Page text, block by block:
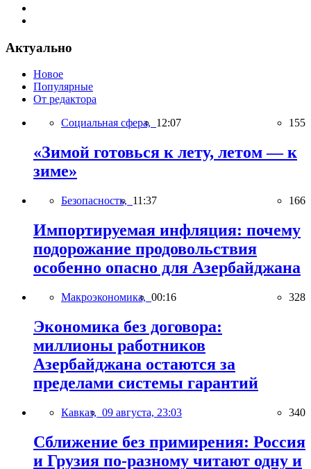
Актуально
Новое
Популярные
От редактора
Социальная сфера, 12:07 155
«Зимой готовься к лету, летом — к
зиме»
Безопасность, 11:37 166
Импортируемая инфляция: почему
подорожание продовольствия
особенно опасно для Азербайджана
Макроэкономика, 00:16 328
Экономика без договора:
миллионы работников
Азербайджана остаются за
пределами системы гарантий
Кавказ, 09 августа, 23:03 340
Сближение без примирения: Россия
и Грузия по-разному читают одну и